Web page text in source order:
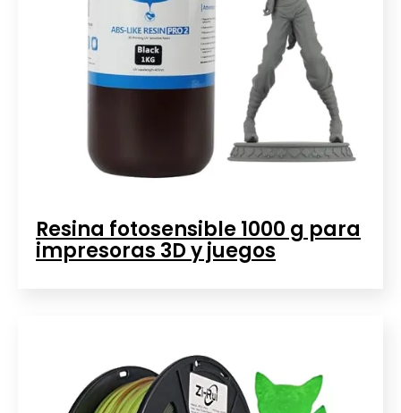
Resina fotosensible 1000 g para
impresoras 3D y juegos